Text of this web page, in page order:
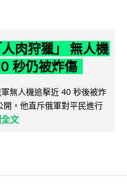
肉狩獵」 無人機
秒仍被炸傷
無人機追擊近 40 秒後被炸
。他直斥俄軍對平民進行
文